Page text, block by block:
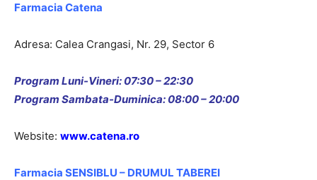
Farmacia Catena
Adresa: Calea Crangasi, Nr. 29, Sector 6
Program Luni-Vineri: 07:30 – 22:30
Program Sambata-Duminica: 08:00 – 20:00
Website: www.catena.ro
Farmacia SENSIBLU – DRUMUL TABEREI